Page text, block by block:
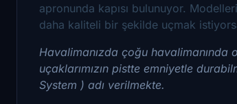
apronunda kapısı bulunuyor.
daha kaliteli bir şekilde uçmak
Havalimanızda çoğu
uçaklarımızın pistte emniyetle
System ) adı verilmekte.